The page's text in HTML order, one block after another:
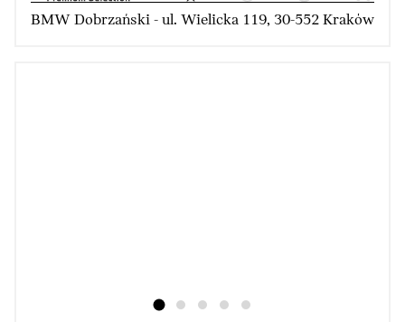
BMW Dobrzański - ul. Wielicka 119, 30-552 Kraków